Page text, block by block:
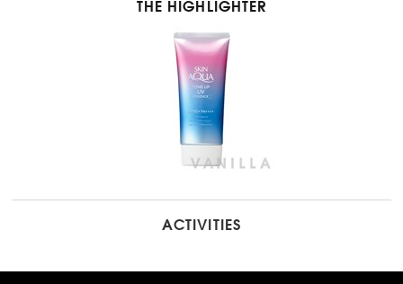
THE HIGHLIGHTER
ACTIVITIES